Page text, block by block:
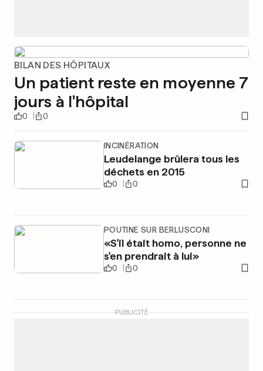
BILAN DES HÔPITAUX
Un patient reste en moyenne 7
jours à l'hôpital
0 0
INCINÉRATION
Leudelange brûlera tous les
déchets en 2015
0 0
POUTINE SUR BERLUSCONI
«S'il était homo, personne ne
s'en prendrait à lui»
0 0
PUBLICITÉ